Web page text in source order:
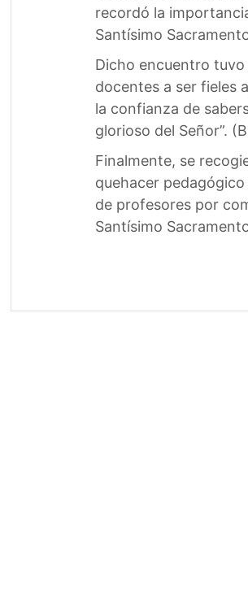
recordó la
Santísimo
Dicho encuentro
docentes a ser fieles
la confianza de
glorioso del Señor”.
Finalmente, se
quehacer
de profesores por
Santísimo